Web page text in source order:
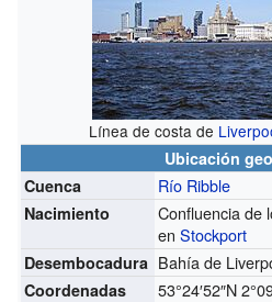
Línea de costa de
Ubicación
Cuenca
Río Ribble
Nacimiento
Confluencia de
enStockport
Desembocadura Bahía de
Coordenadas 53°24′52″N